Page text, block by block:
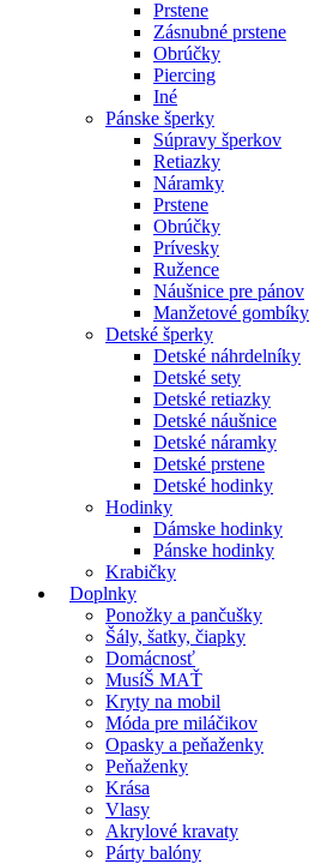
Prstene
Zásnubné prstene
Obrúčky
Piercing
Iné
Pánske šperky
Súpravy šperkov
Retiazky
Náramky
Prstene
Obrúčky
Prívesky
Ružence
Náušnice pre pánov
Manžetové gombíky
Detské šperky
Detské náhrdelníky
Detské sety
Detské retiazky
Detské náušnice
Detské náramky
Detské prstene
Detské hodinky
Hodinky
Dámske hodinky
Pánske hodinky
Krabičky
Doplnky
Ponožky a pančušky
Šály, šatky, čiapky
Domácnosť
MusíŠ MAŤ
Kryty na mobil
Móda pre miláčikov
Opasky a peňaženky
Peňaženky
Krása
Vlasy
Akrylové kravaty
Párty balóny